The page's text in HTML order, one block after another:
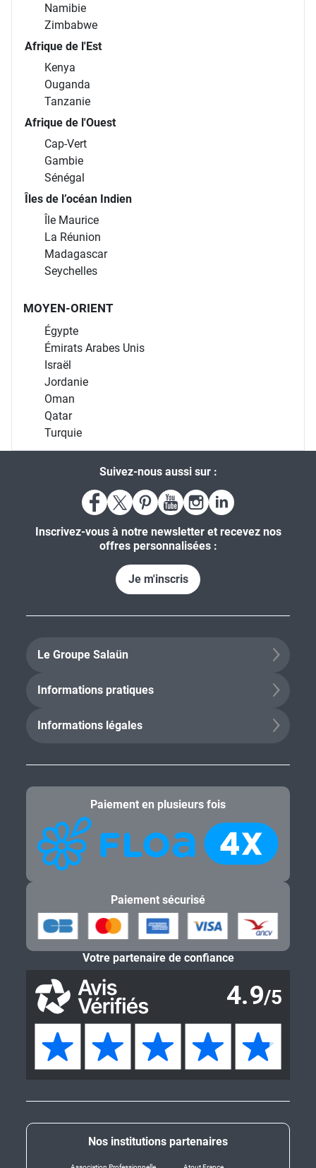
Namibie
Zimbabwe
Afrique de l'Est
Kenya
Ouganda
Tanzanie
Afrique de l'Ouest
Cap-Vert
Gambie
Sénégal
Îles de l’océan Indien
Île Maurice
La Réunion
Madagascar
Seychelles
MOYEN-ORIENT
Égypte
Émirats Arabes Unis
Israël
Jordanie
Oman
Qatar
Turquie
Suivez-nous aussi sur :
Inscrivez-vous à notre newsletter et recevez nos
offres personnalisées :
Je m'inscris
Le Groupe Salaün
Informations pratiques
Informations légales
Nos institutions partenaires
Paiement en plusieurs fois
Paiement sécurisé
Votre partenaire de confiance